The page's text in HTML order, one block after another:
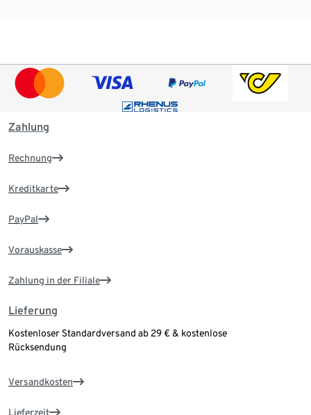
Zahlung
Rechnung
Kreditkarte
PayPal
Vorauskasse
Zahlung in der Filiale
Lieferung
Kostenloser Standardversand ab 29 € & kostenlose
Rücksendung
Versandkosten
Lieferzeit